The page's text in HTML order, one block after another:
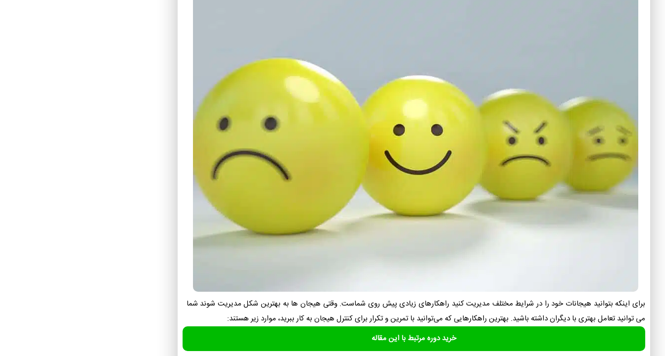
برای اینکه بتوانید هیجانات خود را در شرایط مختلف مدیریت کنید راهکارهای زیادی پیش روی شماست. وقتی هیجان ها به بهترین شکل مدیریت شوند شما
می توانید تعامل بهتری با دیگران داشته باشید. بهترین راهکارهایی که می‌توانید با تمرین و تکرار برای کنترل هیجان به کار ببرید، موارد زیر هستند:
خرید دوره مرتبط با این مقاله